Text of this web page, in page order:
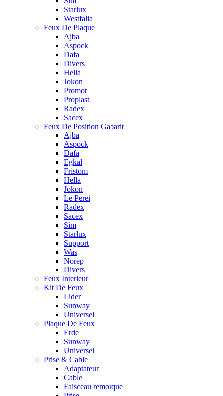
Starlux
Westfalia
Feux De Plaque
Ajba
Aspock
Dafa
Divers
Hella
Jokon
Promot
Proplast
Radex
Sacex
Feux De Position Gabarit
Ajba
Aspock
Dafa
Egkal
Fristom
Hella
Jokon
Le Perei
Radex
Sacex
Sim
Starlux
Support
Was
Norep
Divers
Feux Interieur
Kit De Feux
Lider
Sunway
Universel
Plaque De Feux
Erde
Sunway
Universel
Prise & Cable
Adaptateur
Cable
Faisceau remorque